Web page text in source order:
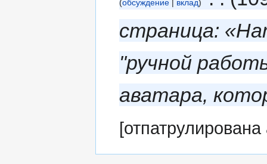
обсуждение вклад
страница:
"ручной
аватара,